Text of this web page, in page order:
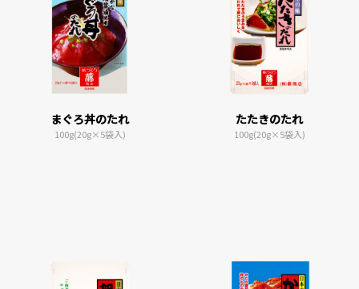
まぐろ丼のたれ
100g(20g×5袋入)
たたきのたれ
100g(20g×5袋入)